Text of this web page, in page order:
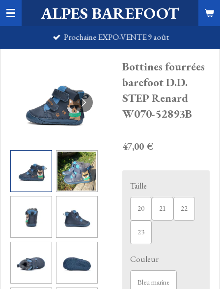
Passer
au
ALPES BAREFOOT
Prochaine EXPO-VENTE 9 août
Bottines fourrées
barefoot D.D.
STEP Renard
W070-52893B
47,00 €
Taille
20 21 22
23
Couleur
Bleu marine